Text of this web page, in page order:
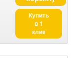
Купить
в 1
клик